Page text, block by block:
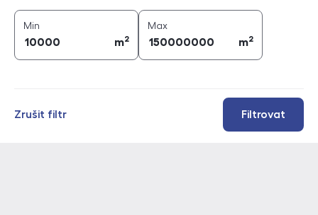
Min
m2
Maxplocha (
m2
Filtrovat
Zrušit filtr